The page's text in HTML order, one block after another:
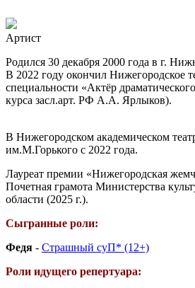
Артист
Родился 30 декабря 2000 года в г.
В 2022 году окончил Нижегородское
специальности «Актёр
курса засл.арт. РФ А.А. Ярлыков).
В Нижегородском академическом
им.М.Горького с 2022 года.
Лауреат премии «Нижегородская
Почетная грамота Министерства
области (2025 г.).
Сыгранные роли:
Федя - Страшный суП* (12+)
Роли идущего репертуара: